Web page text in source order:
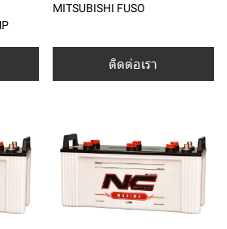
MITSUBISHI FUSO
ติดต่อเรา